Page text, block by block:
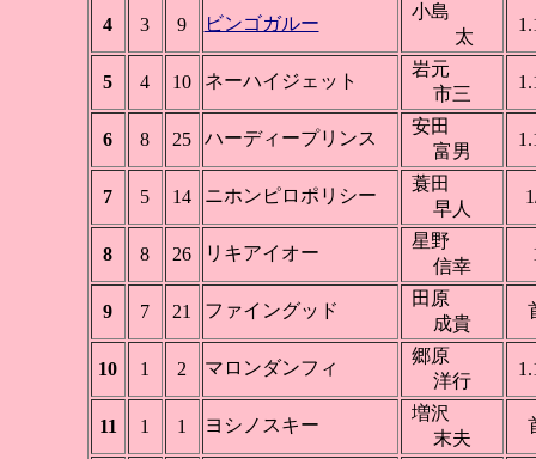
4 3 9 ビンゴガルー
小島
太
5 4 10 ネーハイジェット
岩元
市三
6 8 25 ハーディープリンス
安田
富男
7 5 14 ニホンピロポリシー
蓑田
早人
8 8 26 リキアイオー
星野
信幸
9 7 21 ファイングッド
田原
成貴
10 1 2 マロンダンフィ
郷原
洋行
11 1 1 ヨシノスキー
増沢
末夫